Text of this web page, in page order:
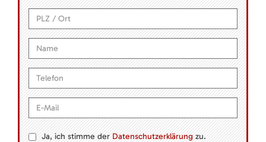
Ja, ich stimme derDatenschutzerklärungzu.